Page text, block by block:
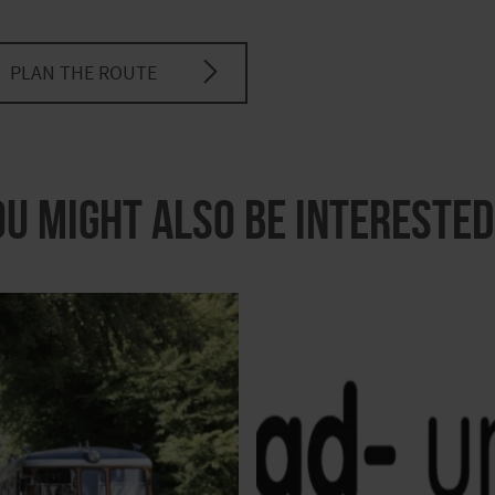
PLAN THE ROUTE
might also be